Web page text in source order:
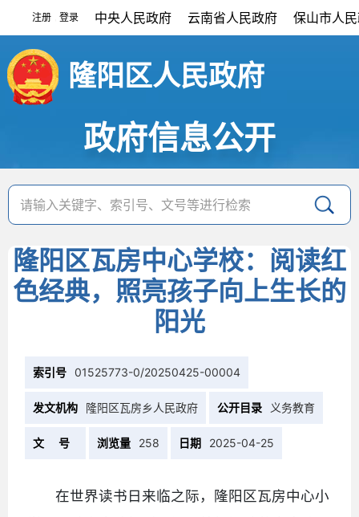
注册 登录 中央人民政府 云南省人民政府 保山市人
隆阳区人民政府
政府信息公开
隆阳区瓦房中心学校：阅读红
色经典，照亮孩子向上生长的
阳光
索引号 01525773-0/20250425-00004
发文机构 隆阳区瓦房乡人民政府 公开目录 义务教育
文 号 浏览量 258 日期 2025-04-25
在世界读书日来临之际，隆阳区瓦房中心小